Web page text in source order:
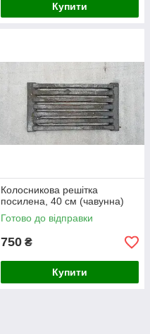
Купити
Колосникова решітка
посилена, 40 см (чавунна)
Готово до відправки
750 ₴
Купити